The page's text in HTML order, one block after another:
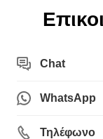
Chat
WhatsApp
Τηλέφωνο